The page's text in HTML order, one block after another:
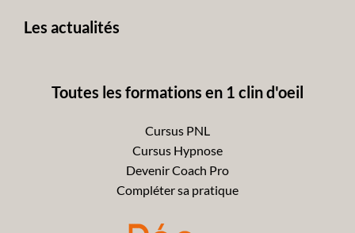
Les actualités
Toutes les formations en 1 clin d'oeil
Cursus PNL
Cursus Hypnose
Devenir Coach Pro
Compléter sa pratique